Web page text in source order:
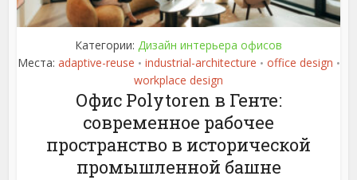
Категории: Дизайн интерьера офисов
Места: adaptive-reuse • industrial-architecture • office design •
workplace design
Офис Polytoren в Генте:
современное рабочее
пространство в исторической
промышленной башне